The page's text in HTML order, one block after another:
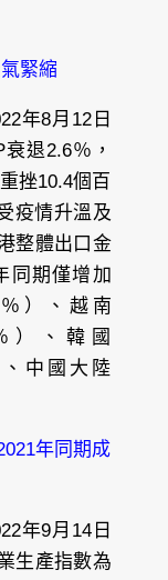
緊縮
年8月12日
退2.6％，
挫10.4個百
疫情升溫及
整體出口金
同期僅增加
）、越南
）、韓國
、中國大陸
年同期成
年9月14日
生產指數為